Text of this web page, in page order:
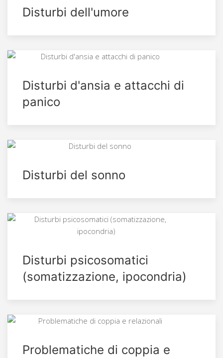
Disturbi dell'umore
Disturbi d'ansia e attacchi di
panico
Disturbi del sonno
Disturbi psicosomatici
(somatizzazione, ipocondria)
Problematiche di coppia e